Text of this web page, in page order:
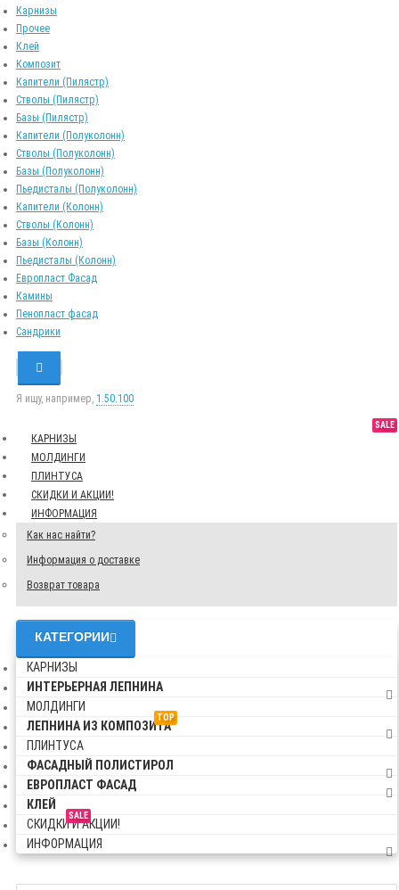
Карнизы
Прочее
Клей
Композит
Капители (Пилястр)
Стволы (Пилястр)
Базы (Пилястр)
Капители (Полуколонн)
Стволы (Полуколонн)
Базы (Полуколонн)
Пьедисталы (Полуколонн)
Капители (Колонн)
Стволы (Колонн)
Базы (Колонн)
Пьедисталы (Колонн)
Европласт Фасад
Камины
Пенопласт фасад
Сандрики
Я ищу, например, 1.50.100
КАРНИЗЫ
МОЛДИНГИ
ПЛИНТУСА
SALE
СКИДКИ И АКЦИИ!
ИНФОРМАЦИЯ
Как нас найти?
Информация о доставке
Возврат товара
КАТЕГОРИИ
КАРНИЗЫ
ИНТЕРЬЕРНАЯ ЛЕПНИНА
МОЛДИНГИ
TOP
ЛЕПНИНА ИЗ КОМПОЗИТА
ПЛИНТУСА
ФАСАДНЫЙ ПОЛИСТИРОЛ
ЕВРОПЛАСТ ФАСАД
КЛЕЙ
SALE
СКИДКИ И АКЦИИ!
ИНФОРМАЦИЯ